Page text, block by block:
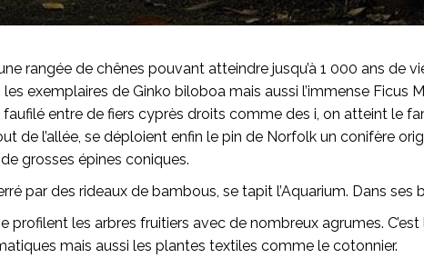
rangée de chênes pouvant atteindre jusqu’à 1 000 ans de
exemplaires de Ginko biloboa mais aussi l’immense
faufilé entre de fiers cyprès droits comme des i, on atteint le
de l’allée, se déploient enfin le pin de Norfolk un conifère
grosses épines coniques.
par des rideaux de bambous, se tapit l’Aquarium. Dans
profilent les arbres fruitiers avec de nombreux agrumes.
mais aussi les plantes textiles comme le cotonnier.